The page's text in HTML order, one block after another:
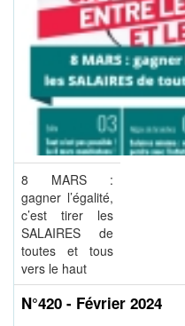
8 MARS :
gagner l’égalité,
c’est tirer les
SALAIRES de
toutes et tous
vers le haut
N°420 - Février 2024